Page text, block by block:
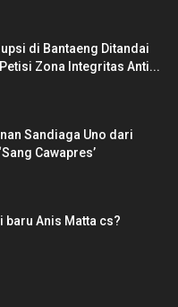
di Bantaeng Ditandai
Zona Integritas Anti...
Sandiaga Uno dari
Cawapres’
baru Anis Matta cs?